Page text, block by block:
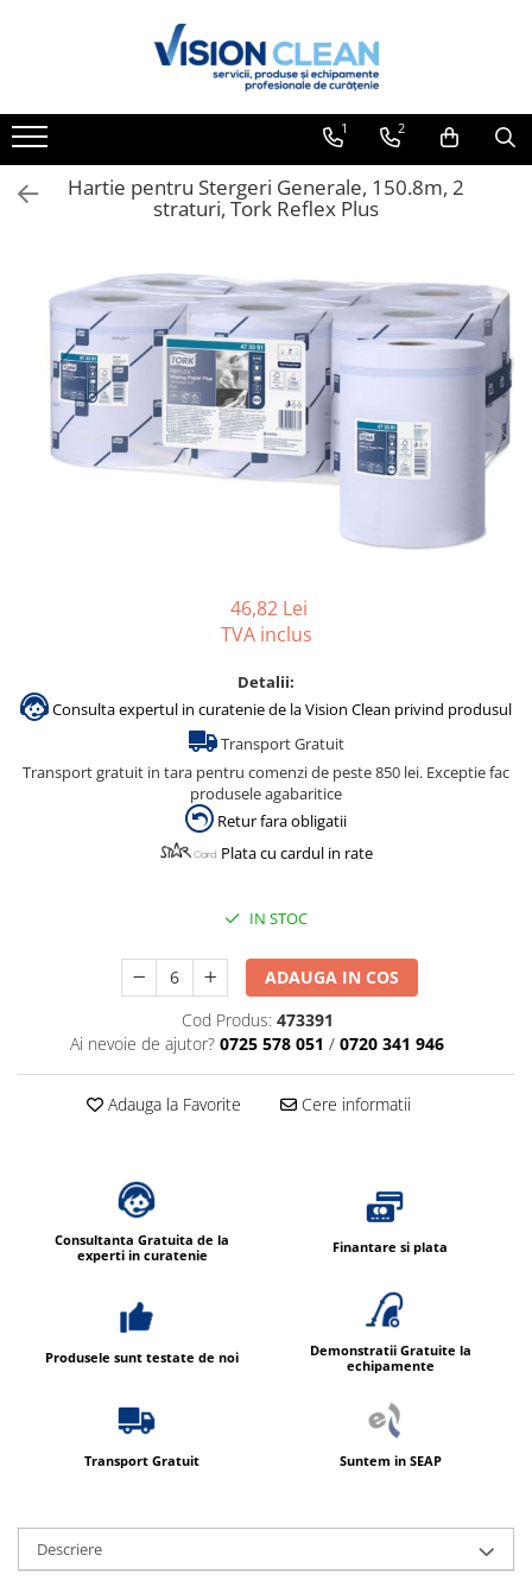
Aspiratoare si masini curatenie
profesionale
Aspiratoare industriale
Aspiratoare profesionale de lichide
si praf
Echipament de curatat cu presiune
Masini de curatat si aspirat
pardoseli
Maturatori
Detergenti covoare, mochete,
tapiterii
Detergenti pardoseala
Detergenti rufe si tesaturi
Detergenti toaleta, grup sanitar
Dezinfectanti maini
Dezinfectanti medicali profesionali
Dezinfectanti suprafete
Dispensere / Dozatoare
Dozatoare dezinfectanti
Dispensere hartie igienica
Dispensere odorizante
Dispensere prosoape pliate (Z)
Dispensere rola hartie industriala
Dispensere rola prosop hartie
Dispensere servetele masa,
servetele faciale
Dozatoare sapun lichid
Uscatoare de maini
Uscatoare de par
1 2
Hartie pentru Stergeri Generale, 150.8m, 2
straturi, Tork Reflex Plus
46,82 Lei
TVA inclus
Detalii:
Consulta expertul in curatenie de la Vision Clean privind produsul
Transport Gratuit
Transport gratuit in tara pentru comenzi de peste 850 lei. Exceptie fac
produsele agabaritice
Retur fara obligatii
Plata cu cardul in rate
IN STOC
ADAUGA IN COS
Cod Produs: 473391
Ai nevoie de ajutor? 0725 578 051 / 0720 341 946
Adauga la Favorite Cere informatii
Consultanta Gratuita de la
experti in curatenie
Finantare si plata
Produsele sunt testate de noi
Demonstratii Gratuite la
echipamente
Transport Gratuit Suntem in SEAP
Descriere